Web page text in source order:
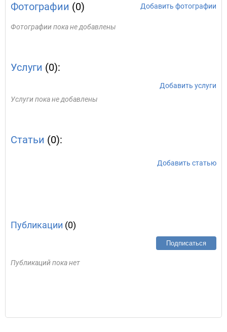
Фотографии (0) Добавить фотографии
Фотографии пока не добавлены
Услуги (0):
Добавить услуги
Услуги пока не добавлены
Статьи (0):
Добавить статью
Публикации (0)
Подписаться
Публикаций пока нет